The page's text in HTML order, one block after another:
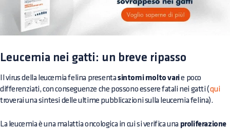
Leucemia nei gatti: un breve ripasso
Il virus della leucemia felina presenta sintomi molto varie poco
differenziati, con conseguenze che possono essere fatali nei gatti (qui
troverai una sintesi delle ultime pubblicazioni sulla leucemia felina).
La leucemia è una malattia oncologica in cui si verifica una proliferazione